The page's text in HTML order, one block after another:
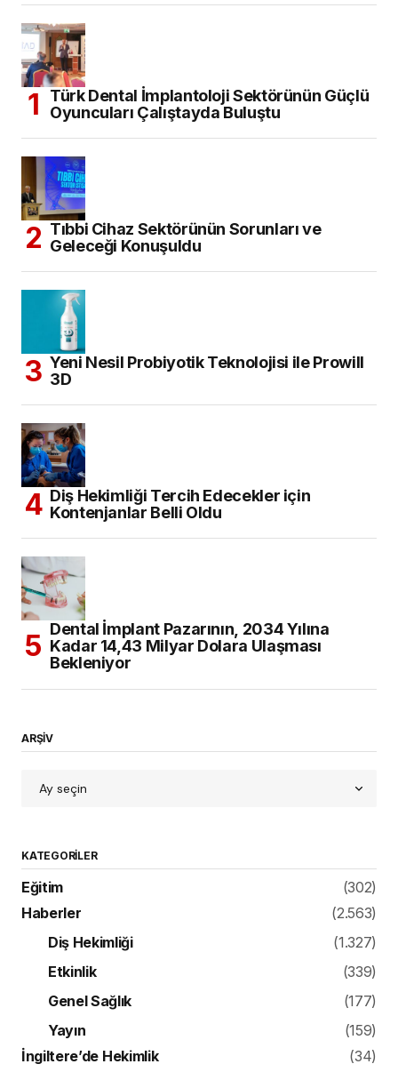
Türk Dental İmplantoloji Sektörünün Güçlü
Oyuncuları Çalıştayda Buluştu
Tıbbi Cihaz Sektörünün Sorunları ve
Geleceği Konuşuldu
Yeni Nesil Probiyotik Teknolojisi ile Prowill
3D
Diş Hekimliği Tercih Edecekler için
Kontenjanlar Belli Oldu
Dental İmplant Pazarının, 2034 Yılına
Kadar 14,43 Milyar Dolara Ulaşması
Bekleniyor
ARŞİV
KATEGORILER
Eğitim
(302)
Haberler
(2.563)
Diş Hekimliği
(1.327)
Etkinlik
(339)
Genel Sağlık
(177)
Yayın
(159)
İngiltere’de Hekimlik
(34)